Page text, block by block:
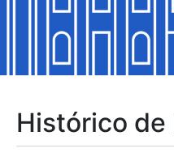
Mostrar/Ocultar
Mostrar/Ocultar
Mostrar/Ocultar
Histórico